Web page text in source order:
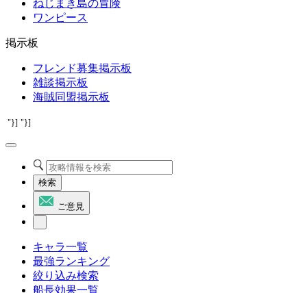
ねじまき島の冒険
ワンピース
掲示板
フレンド募集掲示板
雑談掲示板
海賊同盟掲示板
"}] "}]
検索
ご意見
キャラ一覧
最強ランキング
絞り込み検索
船長効果一覧